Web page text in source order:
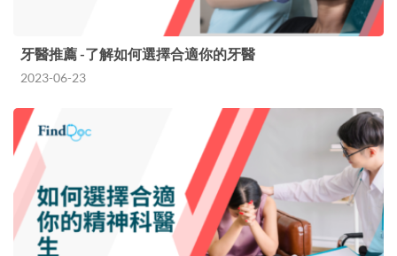
牙醫推薦 -了解如何選擇合適你的牙醫
2023-06-23